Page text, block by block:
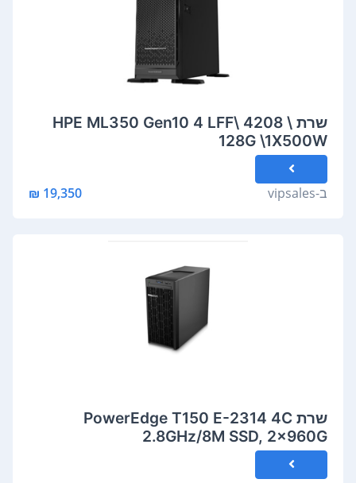
שרת HPE ML350 Gen10 4 LFF\ 4208 \
128G \1X500W
ב-vipsales
19,350 ₪
שרת PowerEdge T150 E-2314 4C
2.8GHz/8M SSD, 2x960G